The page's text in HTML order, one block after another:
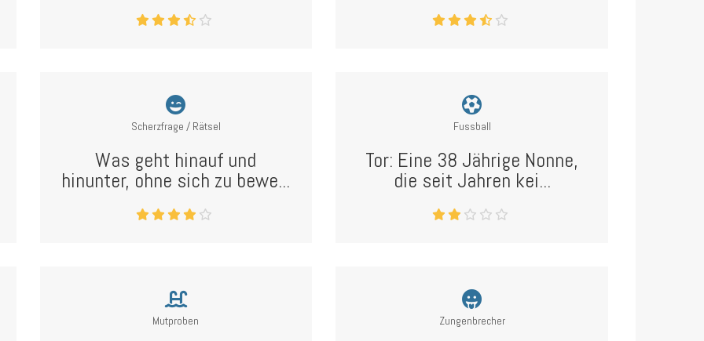
Scherzfrage / Rätsel
Was geht hinauf und
hinunter, ohne sich zu bewe...
Fussball
Tor: Eine 38 Jährige Nonne,
die seit Jahren kei...
Mutproben Zungenbrecher